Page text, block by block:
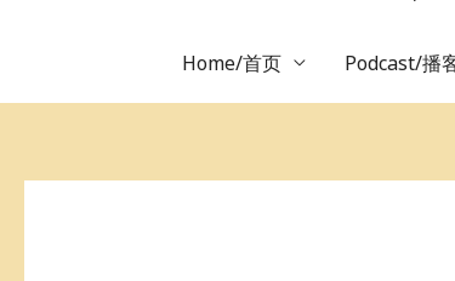
Home/首页 Podcast/播